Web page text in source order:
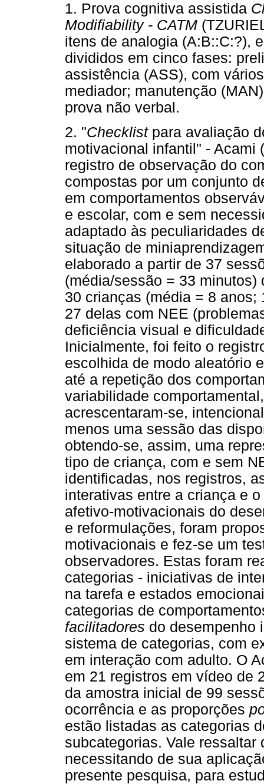
1. Prova cognitiva assistida
Modifiability - CATM
itens de analogia (A:B::C:?),
divididos em cinco fases:
assistência (ASS), com
mediador; manutenção
prova não verbal.
2. "Checklistpara avaliação
motivacional infantil" - Acami
registro de observação do
compostas por um conjunto
em comportamentos
e escolar, com e sem
adaptado às peculiaridades
situação de
elaborado a partir de 37
(média/sessão = 33
30 crianças (média = 8
27 delas com NEE
deficiência visual e
Inicialmente, foi feito o
escolhida de modo aleatório
até a repetição dos
variabilidade
acrescentaram-se,
menos uma sessão das
obtendo-se, assim, uma
tipo de criança, com e sem
identificadas, nos registros,
interativas entre a criança e
afetivo-motivacionais do
e reformulações, foram
motivacionais e fez-se um
observadores. Estas foram
categorias - iniciativas de
na tarefa e estados
categorias de
facilitadores do desempenho
sistema de categorias, com
em interação com adulto. O
em 21 registros em vídeo de
da amostra inicial de 99
ocorrência e as proporções
estão listadas as categorias
subcategorias. Vale
necessitando de sua
presente pesquisa, para